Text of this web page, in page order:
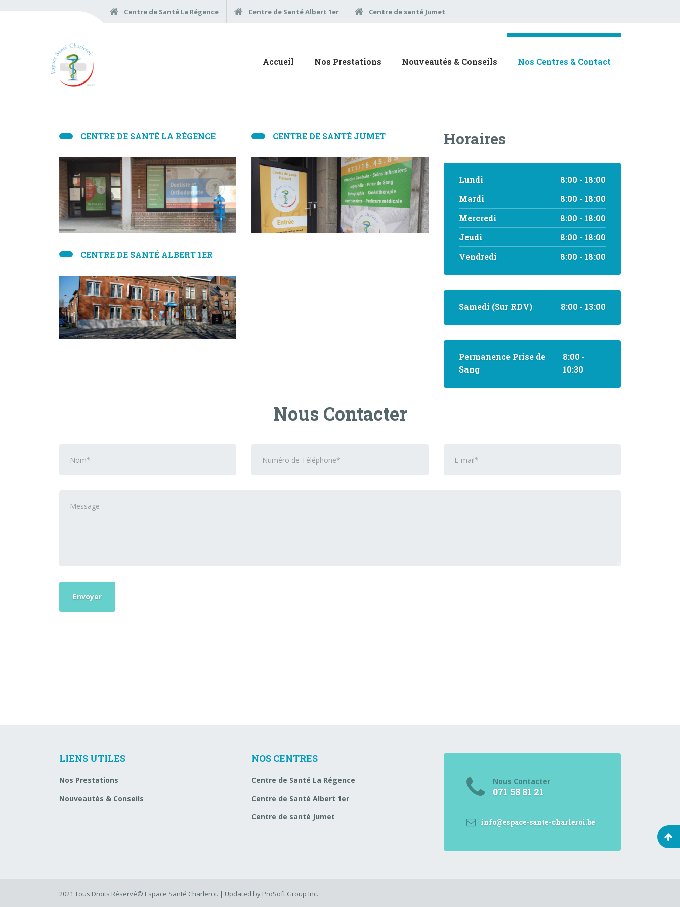
Centre de Santé La Régence Centre de Santé Albert 1er Centre de santé Jumet
Accueil Nos Prestations Nouveautés & Conseils Nos Centres & Contact
CENTRE DE SANTÉ LA RÉGENCE
CENTRE DE SANTÉ ALBERT 1ER
CENTRE DE SANTÉ JUMET Horaires
Lundi
8:00 - 18:00
Mardi
8:00 - 18:00
Mercredi
8:00 - 18:00
Jeudi
8:00 - 18:00
Vendredi
8:00 - 18:00
Samedi (Sur RDV) 8:00 - 13:00
Permanence Prise de
Sang
8:00 -
10:30
Nous Contacter
LIENS UTILES
Nos Prestations
Nouveautés & Conseils
NOS CENTRES
Centre de Santé La Régence
Centre de Santé Albert 1er
Centre de santé Jumet
Nous Contacter
071 58 81 21
info@espace-sante-charleroi.be
2021 Tous Droits Réservé© Espace Santé Charleroi. | Updated by ProSoft Group Inc.